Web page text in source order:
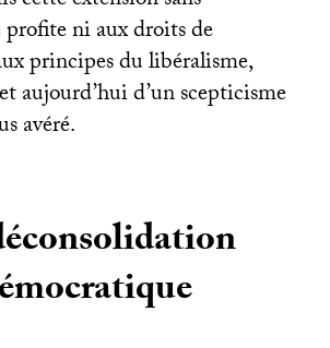
ni aux droits de
principes du libéralisme,
aujourd’hui d’un scepticisme
avéré.